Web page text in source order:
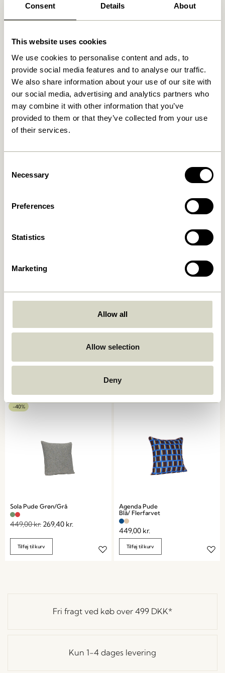
Consent Details About
This website uses cookies
We use cookies to personalise content and ads, to
provide social media features and to analyse our traffic.
We also share information about your use of our site with
our social media, advertising and analytics partners who
may combine it with other information that you’ve
provided to them or that they’ve collected from your use
of their services.
Selection
Necessary
Preferences
Statistics
Marketing
Allow all
Allow selection
Deny
Fri fragt over
Relaterede varer
449,00
449,00kr.
Mørkegrå
249,00kr.
-40%
Sola Pude Grøn/Grå
449,00kr. 269,40 kr.
Tilføj til kurv
Agenda Pude
Blå/ Flerfarvet
449,00 kr.
Tilføj til kurv
Fri fragt ved køb over 499 DKK*
Kun 1-4 dages levering